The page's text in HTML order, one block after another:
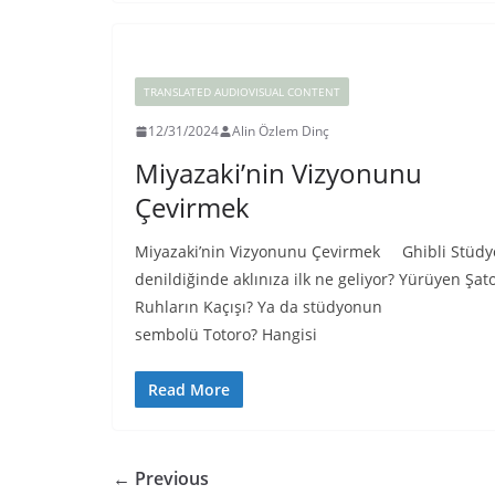
TRANSLATED AUDIOVISUAL CONTENT
12/31/2024 Alin Özlem Dinç
Miyazaki’nin Vizyonunu
Çevirmek
Miyazaki’nin Vizyonunu Çevirmek Ghibli
denildiğinde aklınıza ilk ne geliyor? Yürüyen
Ruhların Kaçışı? Ya da stüdyonun
sembolü Totoro? Hangisi
Read More
← Previous